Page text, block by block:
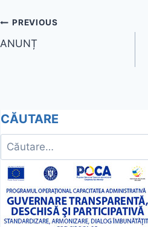
Navigare
în
PREVIOUS
ANUNȚ
CĂUTARE
Caută
după: